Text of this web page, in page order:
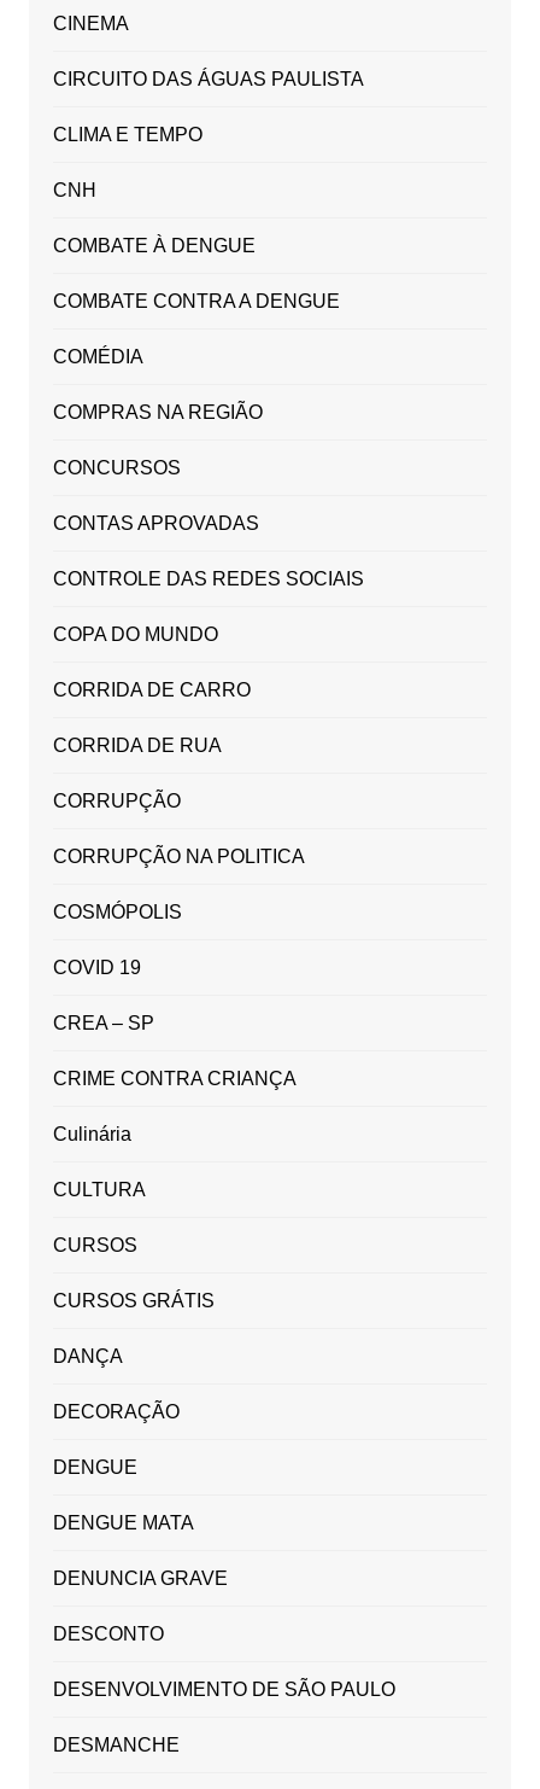
CINEMA
CIRCUITO DAS ÁGUAS PAULISTA
CLIMA E TEMPO
CNH
COMBATE À DENGUE
COMBATE CONTRA A DENGUE
COMÉDIA
COMPRAS NA REGIÃO
CONCURSOS
CONTAS APROVADAS
CONTROLE DAS REDES SOCIAIS
COPA DO MUNDO
CORRIDA DE CARRO
CORRIDA DE RUA
CORRUPÇÃO
CORRUPÇÃO NA POLITICA
COSMÓPOLIS
COVID 19
CREA – SP
CRIME CONTRA CRIANÇA
Culinária
CULTURA
CURSOS
CURSOS GRÁTIS
DANÇA
DECORAÇÃO
DENGUE
DENGUE MATA
DENUNCIA GRAVE
DESCONTO
DESENVOLVIMENTO DE SÃO PAULO
DESMANCHE